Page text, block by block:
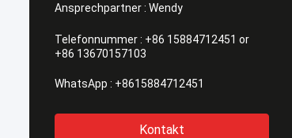
Ansprechpartner : Wendy
Telefonnummer : +86 15884712451 or
+86 13670157103
WhatsApp : +8615884712451
Kontakt